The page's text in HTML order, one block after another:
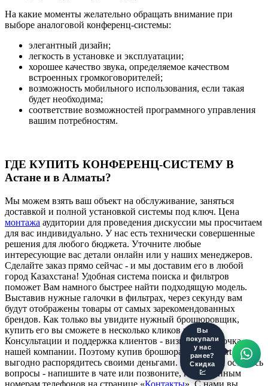
На какие моменты желательно обращать внимание при
выборе аналоговой конференц-системы:
элегантный дизайн;
легкость в установке и эксплуатации;
хорошее качество звука, определяемое качеством
встроенных громкоговорителей;
возможность мобильного использования, если такая
будет необходима;
соответствие возможностей программного управления
вашим потребностям.
ГДЕ КУПИТЬ КОНФЕРЕНЦ-СИСТЕМУ В
Астане и в Алматы?
Мы можем взять ваш объект на обслуживание, заняться
доставкой и полной установкой системы под ключ. Цена
монтажа аудитории для проведения дискуссии мы просчитаем
для вас индивидуально. У нас есть технически совершенные
решения для любого бюджета. Уточните любые
интересующие вас детали онлайн или у наших менеджеров.
Сделайте заказ прямо сейчас - и мы доставим его в любой
город Казахстана! Удобная система поиска и фильтров
поможет Вам намного быстрее найти подходящую модель.
Выставив нужные галочки в фильтрах, через секунду вам
будут отображены товары от самых зарекомендованных
брендов. Как только вы увидите нужный брошюровщик,
купить его вы сможете в несколько кликов мыши.
Консультации и поддержка клиентов - визитная карточка
нашей компании. Поэтому купив брошюратор в ITmart – вы
выгодно распорядитесь своими деньгами. Если у Вас остались
вопросы - напишите в чате или позвоните, по указанным
номерам телефонов на странице «Контакты». С нами вы
Вы
покупали
у нас
ранее?
Скидка
💹